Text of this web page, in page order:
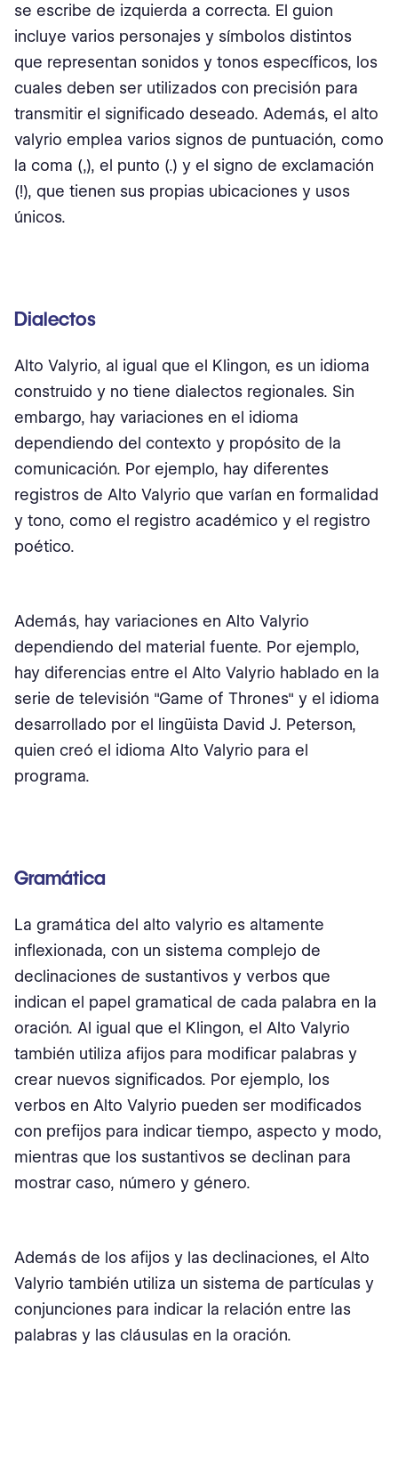
se escribe de izquierda a correcta. El guion
incluye varios personajes y símbolos distintos
que representan sonidos y tonos específicos, los
cuales deben ser utilizados con precisión para
transmitir el significado deseado. Además, el alto
valyrio emplea varios signos de puntuación, como
la coma (,), el punto (.) y el signo de exclamación
(!), que tienen sus propias ubicaciones y usos
únicos.
Dialectos
Alto Valyrio, al igual que el Klingon, es un idioma
construido y no tiene dialectos regionales. Sin
embargo, hay variaciones en el idioma
dependiendo del contexto y propósito de la
comunicación. Por ejemplo, hay diferentes
registros de Alto Valyrio que varían en formalidad
y tono, como el registro académico y el registro
poético.
Además, hay variaciones en Alto Valyrio
dependiendo del material fuente. Por ejemplo,
hay diferencias entre el Alto Valyrio hablado en la
serie de televisión "Game of Thrones" y el idioma
desarrollado por el lingüista David J. Peterson,
quien creó el idioma Alto Valyrio para el
programa.
Gramática
La gramática del alto valyrio es altamente
inflexionada, con un sistema complejo de
declinaciones de sustantivos y verbos que
indican el papel gramatical de cada palabra en la
oración. Al igual que el Klingon, el Alto Valyrio
también utiliza afijos para modificar palabras y
crear nuevos significados. Por ejemplo, los
verbos en Alto Valyrio pueden ser modificados
con prefijos para indicar tiempo, aspecto y modo,
mientras que los sustantivos se declinan para
mostrar caso, número y género.
Además de los afijos y las declinaciones, el Alto
Valyrio también utiliza un sistema de partículas y
conjunciones para indicar la relación entre las
palabras y las cláusulas en la oración.